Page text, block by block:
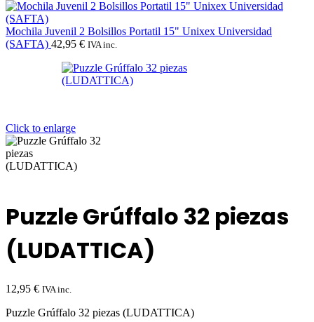
Mochila Juvenil 2 Bolsillos Portatil 15" Unixex Universidad
(SAFTA) 42,95 € IVA inc.
Click to enlarge
Puzzle Grúffalo 32 piezas
(LUDATTICA)
12,95 € IVA inc.
Puzzle Grúffalo 32 piezas (LUDATTICA)